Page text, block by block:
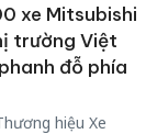
xe Mitsubishi
trường Việt
đỗ phía
hiệu Xe